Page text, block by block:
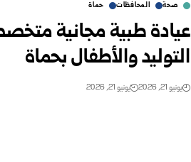
صحة المحافظات حماة
عيادة طبية مجانية
التوليد والأطفال بحماة
يونيو 21, 2026 يونيو 21, 2026